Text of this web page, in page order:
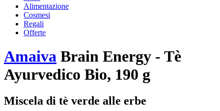
Alimentazione
Cosmesi
Regali
Offerte
Amaiva Brain Energy - Tè
Ayurvedico Bio, 190 g
Miscela di tè verde alle erbe